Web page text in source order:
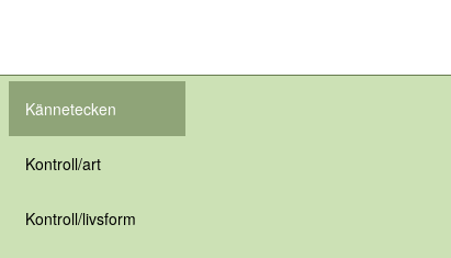
Kännetecken
Kontroll/art
Kontroll/livsform